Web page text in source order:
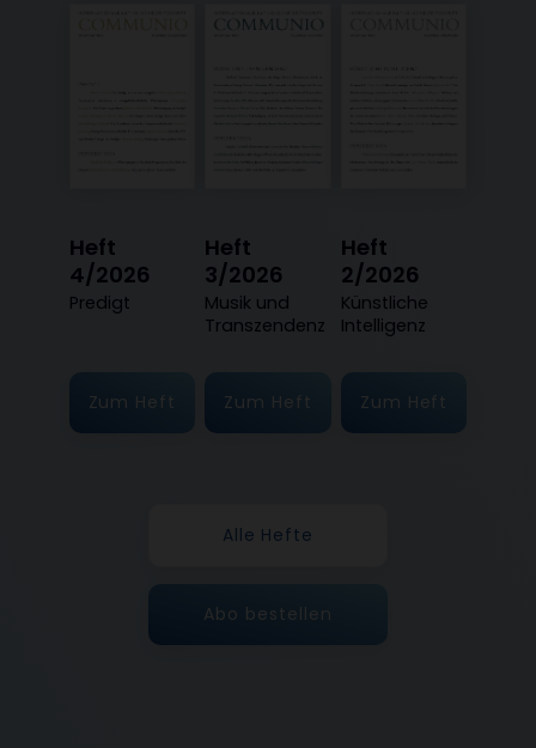
Heft
4/2026
:
Predigt
Zum Heft
Heft
3/2026
:
Musik und
Transzendenz
Zum Heft
Heft
2/2026
:
Künstliche
Intelligenz
Zum Heft
Alle Hefte
Abo bestellen